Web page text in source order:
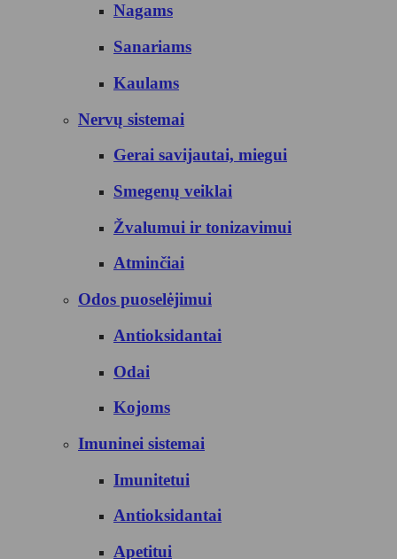
Nagams
Sanariams
Kaulams
Nervų sistemai
Gerai savijautai, miegui
Smegenų veiklai
Žvalumui ir tonizavimui
Atminčiai
Odos puoselėjimui
Antioksidantai
Odai
Kojoms
Imuninei sistemai
Imunitetui
Antioksidantai
Apetitui